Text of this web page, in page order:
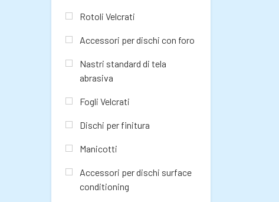
Rotoli Velcrati
Accessori per dischi con foro
Nastri standard di tela
abrasiva
Fogli Velcrati
Dischi per finitura
Manicotti
Accessori per dischi surface
conditioning